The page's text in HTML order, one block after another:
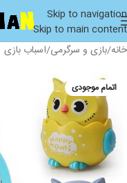
Skip to navigation
Skip to main content
خانه/بازی و سرگرمی/اسباب بازی
اتمام موجودی